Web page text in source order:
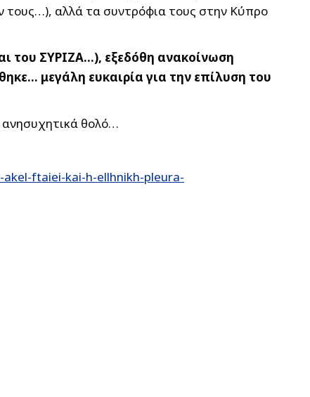
τους…), αλλά τα συντρόφια τους στην Κύπρο
του ΣΥΡΙΖΑ…), εξεδόθη ανακοίνωση
μεγάλη ευκαιρία για την επίλυση του
θολό…
ftaiei-kai-h-ellhnikh-pleura-